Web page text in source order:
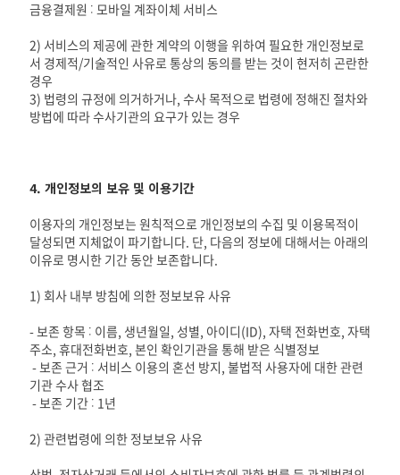
금융결제원 : 모바일 계좌이체 서비스
2) 서비스의 제공에 관한 계약의 이행을 위하여 필요한 개인정보로
서 경제적/기술적인 사유로 통상의 동의를 받는 것이 현저히 곤란한
경우
3) 법령의 규정에 의거하거나, 수사 목적으로 법령에 정해진 절차와
방법에 따라 수사기관의 요구가 있는 경우
4. 개인정보의 보유 및 이용기간
이용자의 개인정보는 원칙적으로 개인정보의 수집 및 이용목적이
달성되면 지체없이 파기합니다. 단, 다음의 정보에 대해서는 아래의
이유로 명시한 기간 동안 보존합니다.
1) 회사 내부 방침에 의한 정보보유 사유
- 보존 항목 : 이름, 생년월일, 성별, 아이디(ID), 자택 전화번호, 자택
주소, 휴대전화번호, 본인 확인기관을 통해 받은 식별정보
- 보존 근거 : 서비스 이용의 혼선 방지, 불법적 사용자에 대한 관련
기관 수사 협조
- 보존 기간 : 1년
2) 관련법령에 의한 정보보유 사유